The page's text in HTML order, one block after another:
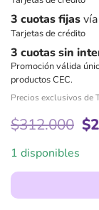
3 cuotas fijas
Tarjetas de crédito
3 cuotas sin
Promoción válida
productos CEC.
Precios exclusivos de
$312.000 El
$
1 disponibles